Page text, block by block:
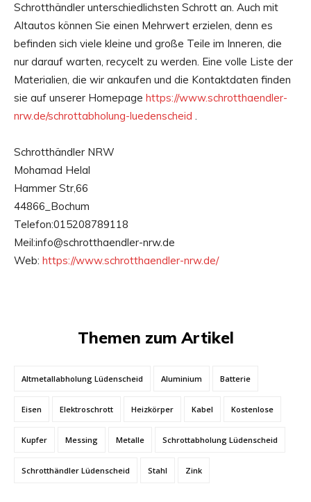
Schrotthändler unterschiedlichsten Schrott an. Auch mit
Altautos können Sie einen Mehrwert erzielen, denn es
befinden sich viele kleine und große Teile im Inneren, die
nur darauf warten, recycelt zu werden. Eine volle Liste der
Materialien, die wir ankaufen und die Kontaktdaten finden
sie auf unserer Homepage https://www.schrotthaendler-
nrw.de/schrottabholung-luedenscheid .
Schrotthändler NRW
Mohamad Helal
Hammer Str,66
44866_Bochum
Telefon:015208789118
Meil:info@schrotthaendler-nrw.de
Web: https://www.schrotthaendler-nrw.de/
Themen zum Artikel
Altmetallabholung Lüdenscheid Aluminium Batterie
Eisen Elektroschrott Heizkörper Kabel Kostenlose
Kupfer Messing Metalle Schrottabholung Lüdenscheid
Schrotthändler Lüdenscheid Stahl Zink